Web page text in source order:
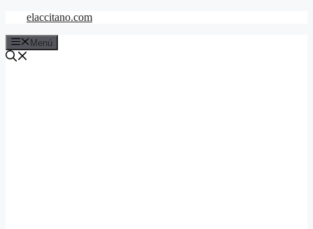
Saltar
contenido
elaccitano.com
Menú